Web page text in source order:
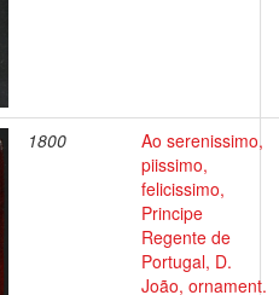
1800
Ao serenissimo,
piissimo,
felicissimo,
Principe
Regente de
Portugal, D.
João, ornament.